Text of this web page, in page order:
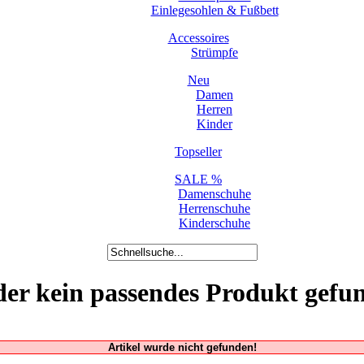
Einlegesohlen & Fußbett
Accessoires
Strümpfe
Neu
Damen
Herren
Kinder
Topseller
SALE %
Damenschuhe
Herrenschuhe
Kinderschuhe
kein passendes Produkt
Artikel wurde nicht gefunden!